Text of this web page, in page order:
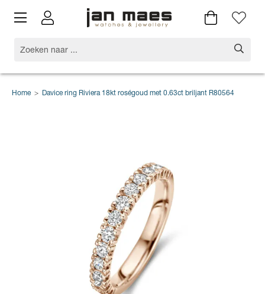
Home > Davice ring Riviera 18kt roségoud met 0.63ct briljant R80564